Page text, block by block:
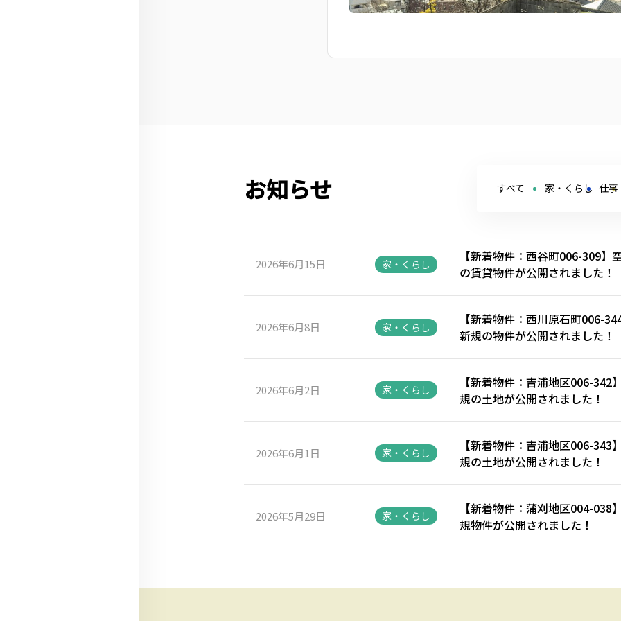
お知らせ すべて 家・くらし 仕事
2026年6月15日 家・くらし
【新着物件：西谷町006-309】
の賃貸物件が公開されました！
2026年6月8日 家・くらし
【新着物件：西川原石町006-
新規の物件が公開されました！
2026年6月2日 家・くらし
【新着物件：吉浦地区006-342
規の土地が公開されました！
2026年6月1日 家・くらし
【新着物件：吉浦地区006-343
規の土地が公開されました！
2026年5月29日 家・くらし
【新着物件：蒲刈地区004-038
規物件が公開されました！